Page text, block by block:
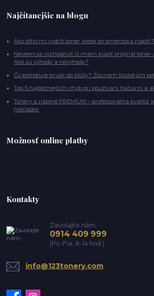
Najčítanejšie na blogu
Ako dlho mi vydrží toner alebo atramentová
Neviem sa rozhodnúť či mám kúpiť originál toner
Aké sú výhody a nevýhody?
Čo potrebuje prvák do školy? Zoznam školských
Top 5 najbežnejších chýb pri používaní tlačiarní a
Tonery a náplne PREMIUM – profesionálna kvalita,
nákladov
Možnosť online platby
Kontakty
Zavolajte nám.
0914 409 999
(Po-Pia, 8-14 hod.)
info@123tonery.com